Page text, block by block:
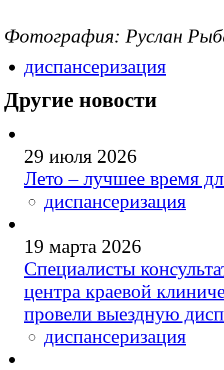
Фотография: Руслан
диспансеризация
Другие новости
29 июля 2026
Лето – лучшее время
диспансеризация
19 марта 2026
Специалисты
центра краевой
провели выездную
диспансеризация